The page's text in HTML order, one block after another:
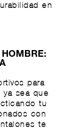
en
HOMBRE:
para
ya sea que
tu
con
te